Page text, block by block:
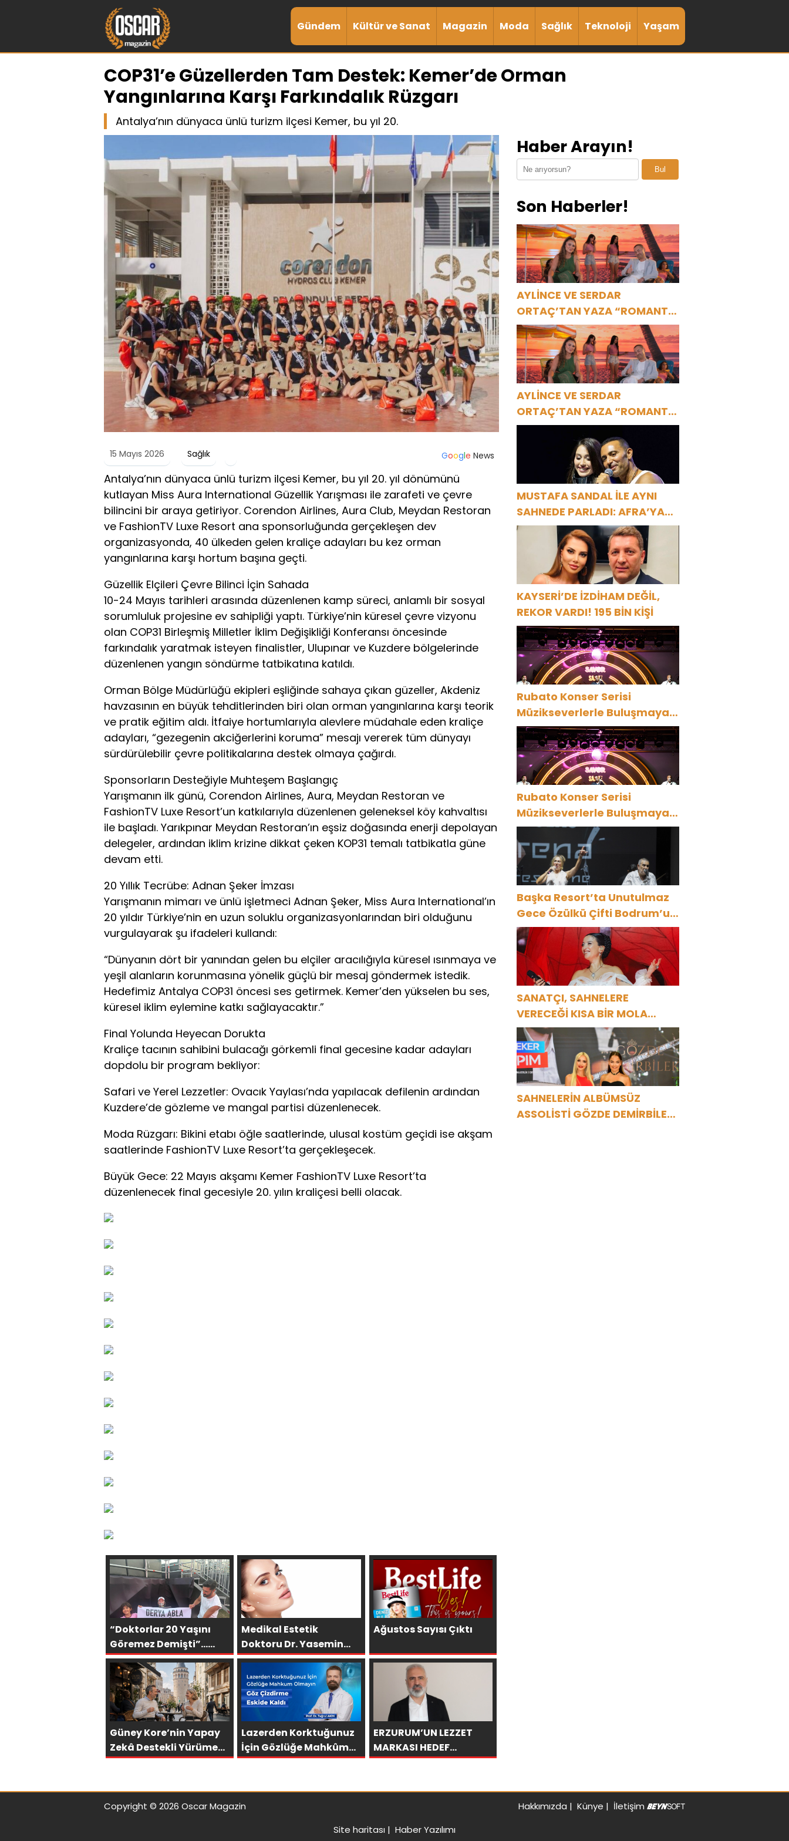
Gündem Kültür ve Sanat Magazin Moda Sağlık Teknoloji Yaşam
COP31’e Güzellerden Tam Destek: Kemer’de Orman
Yangınlarına Karşı Farkındalık Rüzgarı
Antalya’nın dünyaca ünlü turizm ilçesi Kemer, bu yıl 20.
15 Mayıs 2026 Sağlık Google News
Antalya’nın dünyaca ünlü turizm ilçesi Kemer, bu yıl 20. yıl dönümünü
kutlayan Miss Aura International Güzellik Yarışması ile zarafeti ve çevre
bilincini bir araya getiriyor. Corendon Airlines, Aura Club, Meydan Restoran
ve FashionTV Luxe Resort ana sponsorluğunda gerçekleşen dev
organizasyonda, 40 ülkeden gelen kraliçe adayları bu kez orman
yangınlarına karşı hortum başına geçti.
Güzellik Elçileri Çevre Bilinci İçin Sahada
10-24 Mayıs tarihleri arasında düzenlenen kamp süreci, anlamlı bir sosyal
sorumluluk projesine ev sahipliği yaptı. Türkiye’nin küresel çevre vizyonu
olan COP31 Birleşmiş Milletler İklim Değişikliği Konferansı öncesinde
farkındalık yaratmak isteyen finalistler, Ulupınar ve Kuzdere bölgelerinde
düzenlenen yangın söndürme tatbikatına katıldı.
Orman Bölge Müdürlüğü ekipleri eşliğinde sahaya çıkan güzeller, Akdeniz
havzasının en büyük tehditlerinden biri olan orman yangınlarına karşı teorik
ve pratik eğitim aldı. İtfaiye hortumlarıyla alevlere müdahale eden kraliçe
adayları, “gezegenin akciğerlerini koruma” mesajı vererek tüm dünyayı
sürdürülebilir çevre politikalarına destek olmaya çağırdı.
Sponsorların Desteğiyle Muhteşem Başlangıç
Yarışmanın ilk günü, Corendon Airlines, Aura, Meydan Restoran ve
FashionTV Luxe Resort’un katkılarıyla düzenlenen geleneksel köy kahvaltısı
ile başladı. Yarıkpınar Meydan Restoran’ın eşsiz doğasında enerji depolayan
delegeler, ardından iklim krizine dikkat çeken KOP31 temalı tatbikatla güne
devam etti.
20 Yıllık Tecrübe: Adnan Şeker İmzası
Yarışmanın mimarı ve ünlü işletmeci Adnan Şeker, Miss Aura International’ın
20 yıldır Türkiye’nin en uzun soluklu organizasyonlarından biri olduğunu
vurgulayarak şu ifadeleri kullandı:
“Dünyanın dört bir yanından gelen bu elçiler aracılığıyla küresel ısınmaya ve
yeşil alanların korunmasına yönelik güçlü bir mesaj göndermek istedik.
Hedefimiz Antalya COP31 öncesi ses getirmek. Kemer’den yükselen bu ses,
küresel iklim eylemine katkı sağlayacaktır.”
Final Yolunda Heyecan Dorukta
Kraliçe tacının sahibini bulacağı görkemli final gecesine kadar adayları
dopdolu bir program bekliyor:
Safari ve Yerel Lezzetler: Ovacık Yaylası’nda yapılacak defilenin ardından
Kuzdere’de gözleme ve mangal partisi düzenlenecek.
Moda Rüzgarı: Bikini etabı öğle saatlerinde, ulusal kostüm geçidi ise akşam
saatlerinde FashionTV Luxe Resort’ta gerçekleşecek.
Büyük Gece: 22 Mayıs akşamı Kemer FashionTV Luxe Resort’ta
düzenlenecek final gecesiyle 20. yılın kraliçesi belli olacak.
“Doktorlar 20 Yaşını
Göremez Demişti”…
Ispartalı Çağlar
Özyiğit’in Derya
Bedavacı Buluşması
Duygulandırdı
Medikal Estetik
Doktoru Dr. Yasemin
Savaş
Ağustos Sayısı Çıktı
Güney Kore’nin Yapay
Zekâ Destekli Yürüme
Teknolojisi Türkiye’de
Lazerden Korktuğunuz
İçin Gözlüğe Mahkûm
Olmayın: Göz Çizdirme
ERZURUM’UN LEZZET
MARKASI HEDEF
BÜYÜTTÜ
Haber Arayın!
Bul
Son Haberler!
AYLİNCE VE SERDAR
ORTAÇ’TAN YAZA “ROMANTİK
AŞK” BOMBASI!
AYLİNCE VE SERDAR
ORTAÇ’TAN YAZA “ROMANTİK
AŞK” BOMBASI!
MUSTAFA SANDAL İLE AYNI
SAHNEDE PARLADI: AFRA’YA
HARBİYE’DE BÜYÜK ALKIŞ
KAYSERİ’DE İZDİHAM DEĞİL,
REKOR VARDI! 195 BİN KİŞİ
Rubato Konser Serisi
Müzikseverlerle Buluşmaya
Devam Ediyor
Rubato Konser Serisi
Müzikseverlerle Buluşmaya
Devam Ediyor
Başka Resort’ta Unutulmaz
Gece Özülkü Çifti Bodrum’u
Büyüledi
SANATÇI, SAHNELERE
VERECEĞİ KISA BİR MOLA
ÖNCESİ 13 AĞUSTOS’TA SON
KEZ HARBİYE’DE OLACAK!
SAHNELERİN ALBÜMSÜZ
ASSOLİSTİ GÖZDE DEMİRBİLEK,
Copyright © 2026 Oscar Magazin Hakkımızda |Künye | İletişim
Site haritası | Haber Yazılımı